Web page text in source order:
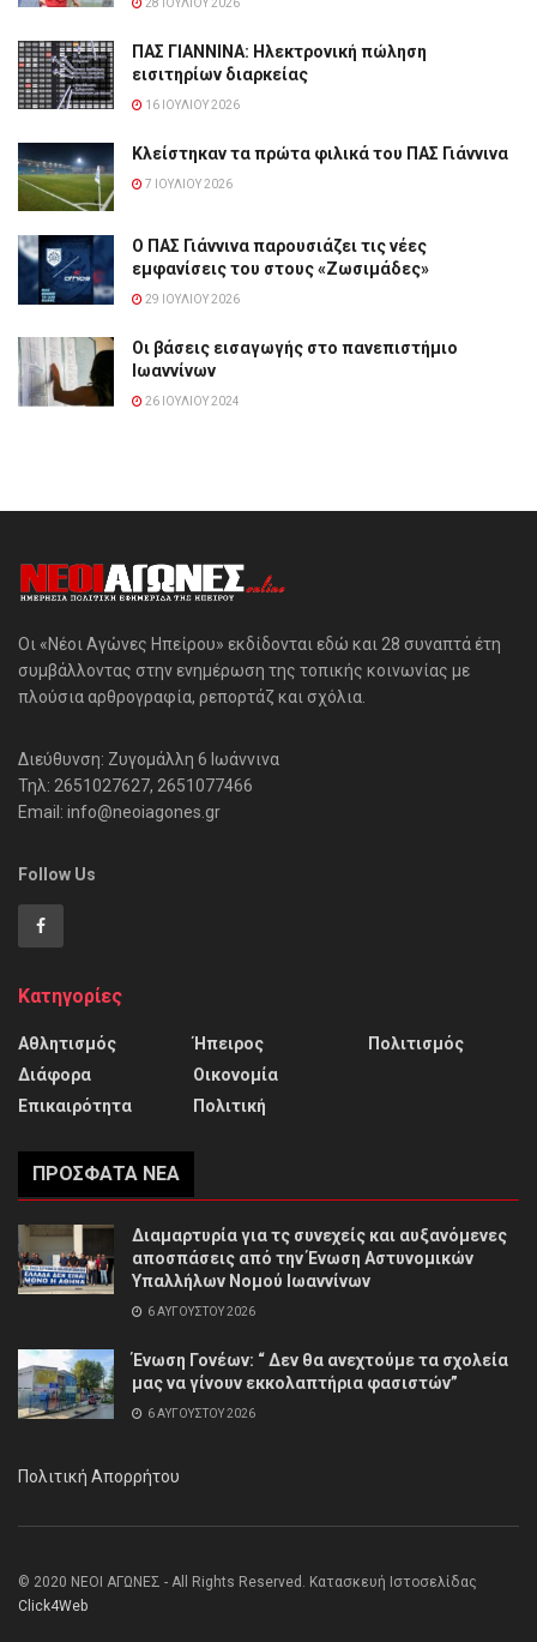
28 ΙΟΥΛΊΟΥ 2026
ΠΑΣ ΓΙΑΝΝΙΝΑ: Hλεκτρονική πώληση
εισιτηρίων διαρκείας
16 ΙΟΥΛΊΟΥ 2026
Κλείστηκαν τα πρώτα φιλικά του ΠΑΣ Γιάννινα
7 ΙΟΥΛΊΟΥ 2026
Ο ΠΑΣ Γιάννινα παρουσιάζει τις νέες
εμφανίσεις του στους «Ζωσιμάδες»
29 ΙΟΥΛΊΟΥ 2026
Οι βάσεις εισαγωγής στο πανεπιστήμιο
Ιωαννίνων
26 ΙΟΥΛΊΟΥ 2024
Οι «Νέοι Αγώνες Ηπείρου» εκδίδονται εδώ και 28 συναπτά έτη
συμβάλλοντας στην ενημέρωση της τοπικής κοινωνίας με
πλούσια αρθρογραφία, ρεπορτάζ και σχόλια.
Διεύθυνση: Ζυγομάλλη 6 Ιωάννινα
Τηλ: 2651027627, 2651077466
Email: info@neoiagones.gr
Follow Us
Κατηγορίες
Αθλητισμός
Διάφορα
Επικαιρότητα
Ήπειρος
Οικονομία
Πολιτική
Πολιτισμός
ΠΡΌΣΦΑΤΑ ΝΈΑ
Διαμαρτυρία για τς συνεχείς και αυξανόμενες
αποσπάσεις από την Ένωση Αστυνομικών
Υπαλλήλων Νομού Ιωαννίνων
6 ΑΥΓΟΎΣΤΟΥ 2026
Ένωση Γονέων: “ Δεν θα ανεχτούμε τα σχολεία
μας να γίνουν εκκολαπτήρια φασιστών”
6 ΑΥΓΟΎΣΤΟΥ 2026
Πολιτική Απορρήτου
© 2020 ΝΕΟΙ ΑΓΩΝΕΣ - All Rights Reserved. Κατασκευή Ιστοσελίδας
Click4Web